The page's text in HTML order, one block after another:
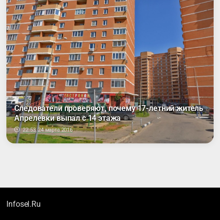
Следователи проверяют, почему 17-летний житель
Апрелевки выпал с 14 этажа
22:53, 24 марта 2016
Infosel.Ru